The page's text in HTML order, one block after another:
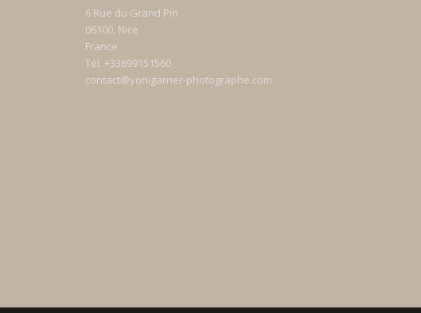
6 Rue du Grand Pin
06100, Nice
France
Tél. +33699151560
contact@yonigarner-photographe.com